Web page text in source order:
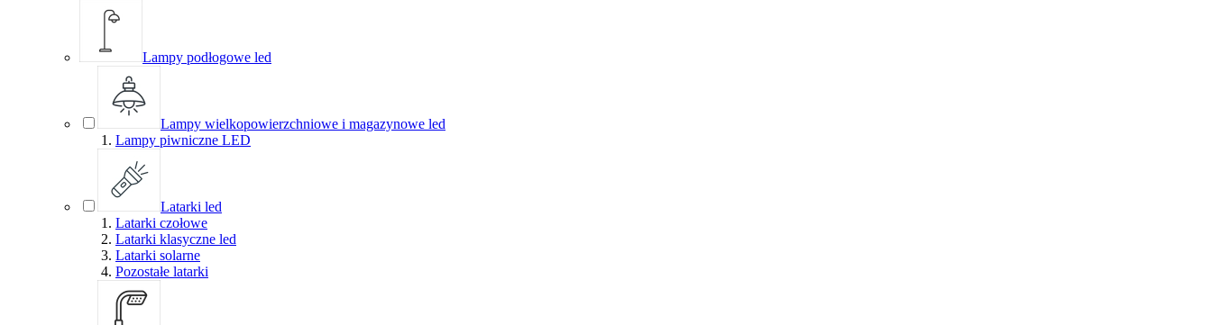
Lampy podłogowe led
Lampy wielkopowierzchniowe i magazynowe led
Lampy piwniczne LED
Latarki led
Latarki czołowe
Latarki klasyczne led
Latarki solarne
Pozostałe latarki